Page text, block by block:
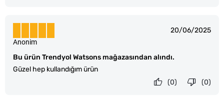
20/06/2025
Bu ürün Trendyol Watsons mağazasından alındı.
Güzel hep kullandığım ürün
Anonim
(0)
(0)